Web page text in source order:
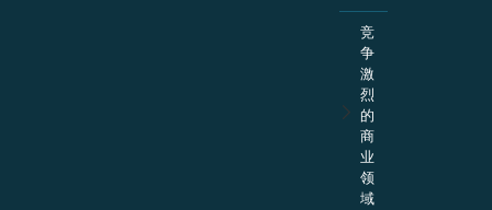
竞
争
激
烈
的
商
业
领
域